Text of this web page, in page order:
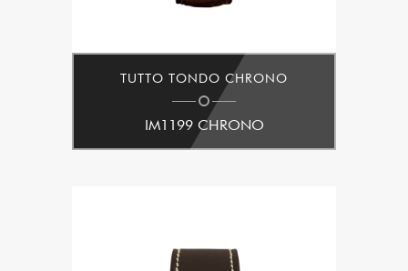
TUTTO TONDO CHRONO
IM1199 CHRONO